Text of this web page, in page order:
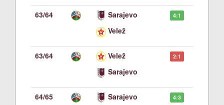
63/64
Sarajevo
Velež
4:1
63/64
Velež
Sarajevo
2:1
64/65
Sarajevo
4:3